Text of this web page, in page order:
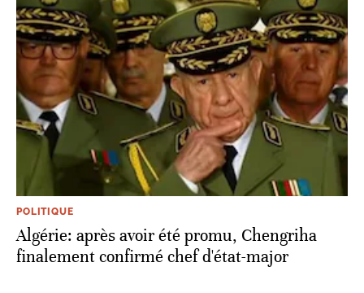
POLITIQUE
Algérie: après avoir été promu, Chengriha
finalement confirmé chef d'état-major